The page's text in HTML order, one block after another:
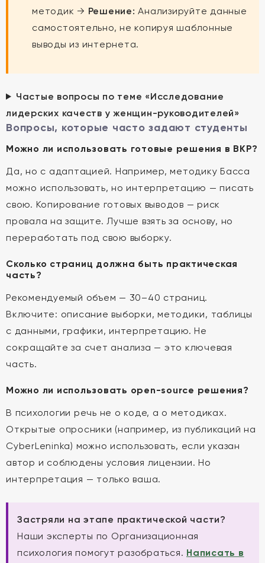
методик → Решение: Анализируйте данные
самостоятельно, не копируя шаблонные
выводы из интернета.
Частые вопросы по теме «Исследование
лидерских качеств у женщин-руководителей»
Вопросы, которые часто задают студенты
Можно ли использовать готовые решения в ВКР?
Да, но с адаптацией. Например, методику Басса
можно использовать, но интерпретацию — писать
свою. Копирование готовых выводов — риск
провала на защите. Лучше взять за основу, но
переработать под свою выборку.
Сколько страниц должна быть практическая
часть?
Рекомендуемый объем — 30–40 страниц.
Включите: описание выборки, методики, таблицы
с данными, графики, интерпретацию. Не
сокращайте за счет анализа — это ключевая
часть.
Можно ли использовать open-source решения?
В психологии речь не о коде, а о методиках.
Открытые опросники (например, из публикаций на
CyberLeninka) можно использовать, если указан
автор и соблюдены условия лицензии. Но
интерпретация — только ваша.
Застряли на этапе практической части?
Наши эксперты по Организационная
психология помогут разобраться. Написать в